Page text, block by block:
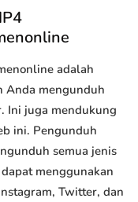
adalah
Anda mengunduh
Ini juga mendukung
ini. Pengunduh
semua jenis
menggunakan
Twitter, dan